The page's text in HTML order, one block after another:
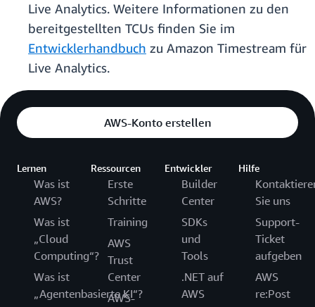
Live Analytics. Weitere Informationen zu den
bereitgestellten TCUs finden Sie im
Entwicklerhandbuch zu Amazon Timestream für
Live Analytics.
AWS-Konto erstellen
Lernen
Was ist
AWS?
Was ist
„Cloud
Computing“?
Was ist
„Agentenbasierte KI“?
Ressourcen
Erste
Schritte
Training
AWS
Trust
Center
AWS-
Entwickler
Builder
Center
SDKs
und
Tools
.NET auf
AWS
Hilfe
Sie uns
Support-
Ticket
aufgeben
AWS
re:Post